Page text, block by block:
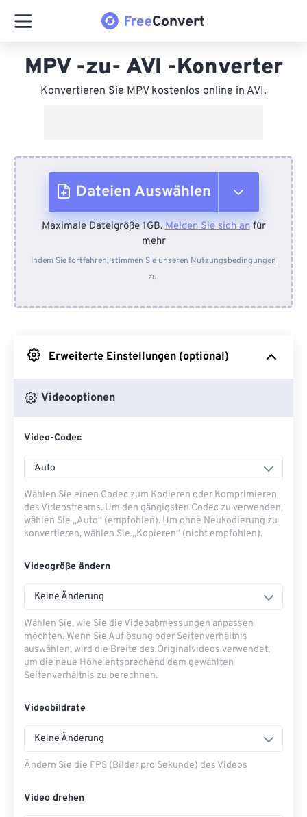
MPV -zu- AVI -Konverter
Konvertieren Sie MPV kostenlos online in AVI.
Dateien Auswählen
Vom Gerät
Von Dropbox
Maximale Dateigröße 1GB.Melden Sie sich anfür
mehr
Indem Sie fortfahren, stimmen Sie unseren Nutzungsbedingungen
zu.
Erweiterte Einstellungen (optional)
Videooptionen
Video-Codec
Auto
Wählen Sie einen Codec zum Kodieren oder Komprimieren
des Videostreams. Um den gängigsten Codec zu verwenden,
wählen Sie „Auto“ (empfohlen). Um ohne Neukodierung zu
konvertieren, wählen Sie „Kopieren“ (nicht empfohlen).
Videogröße ändern
Keine Änderung
Wählen Sie, wie Sie die Videoabmessungen anpassen
möchten. Wenn Sie Auflösung oder Seitenverhältnis
auswählen, wird die Breite des Originalvideos verwendet,
um die neue Höhe entsprechend dem gewählten
Seitenverhältnis zu berechnen.
Videobildrate
Keine Änderung
Ändern Sie die FPS (Bilder pro Sekunde) des Videos
Video drehen